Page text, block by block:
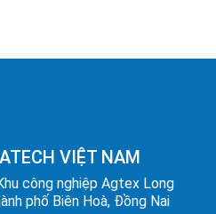
VIỆT NAM
công nghiệp Agtex Long
phố Biên Hoà, Đồng Nai